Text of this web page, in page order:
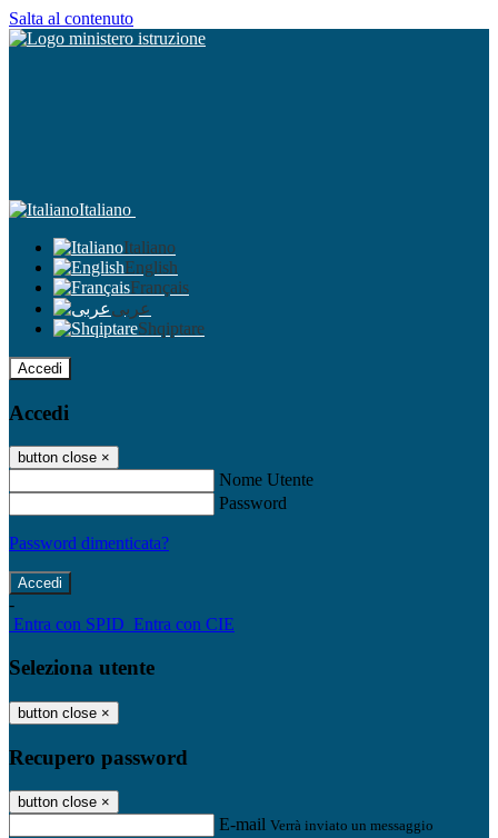
Salta al contenuto
Italiano
Italiano
English
Français
عربى
Shqiptare
Accedi
Accedi
button close ×
Nome Utente
Password
Password dimenticata?
-
Entra con SPID Entra con CIE
Seleziona utente
button close ×
Recupero password
button close ×
E-mail Verrà inviato un messaggio